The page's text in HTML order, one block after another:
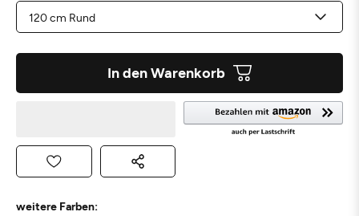
In den Warenkorb
weitere Farben: